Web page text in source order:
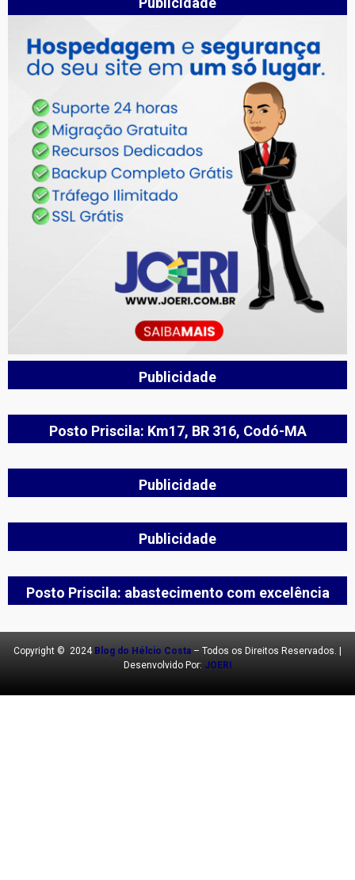
Publicidade
Posto Priscila: Km17, BR 316, Codó-MA
Publicidade
Publicidade
Posto Priscila: abastecimento com excelência
Copyright © 2024 Blog do Hélcio Costa – Todos os Direitos Reservados. |
Desenvolvido Por: JOERI